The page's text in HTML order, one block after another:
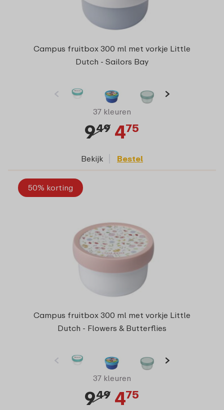
Campus fruitbox 300 ml met vorkje Little
Dutch - Sailors Bay
37 kleuren
949 475
Bekijk Bestel
50% korting
Campus fruitbox 300 ml met vorkje Little
Dutch - Flowers & Butterflies
37 kleuren
949 475